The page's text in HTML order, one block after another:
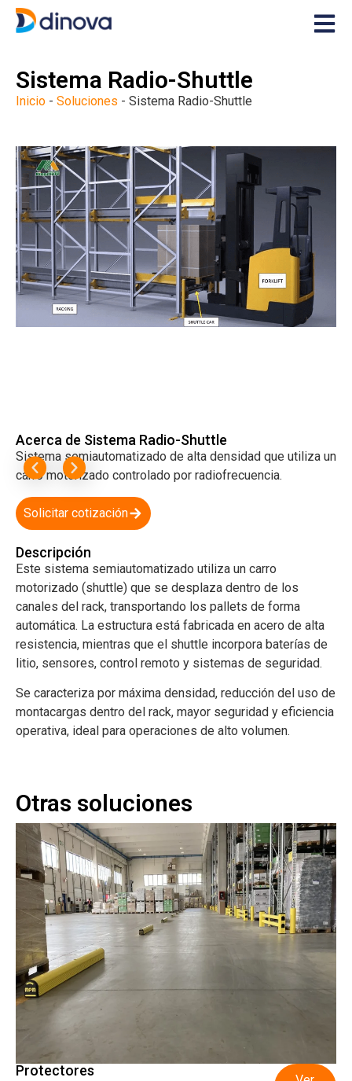
Sistema Radio-Shuttle
Inicio - Soluciones - Sistema Radio-Shuttle
Acerca de Sistema Radio-Shuttle
Sistema semiautomatizado de alta densidad que utiliza un
carro motorizado controlado por radiofrecuencia.
Solicitar cotización
Descripción
Este sistema semiautomatizado utiliza un carro
motorizado (shuttle) que se desplaza dentro de los
canales del rack, transportando los pallets de forma
automática. La estructura está fabricada en acero de alta
resistencia, mientras que el shuttle incorpora baterías de
litio, sensores, control remoto y sistemas de seguridad.
Se caracteriza por máxima densidad, reducción del uso de
montacargas dentro del rack, mayor seguridad y eficiencia
operativa, ideal para operaciones de alto volumen.
Otras soluciones
Protectores